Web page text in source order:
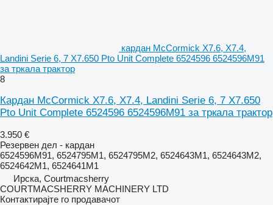
кардан McCormick X7.6, X7.4,
Landini Serie 6, 7 X7.650 Pto Unit Complete 6524596 6524596M91
за тркала трактор
8
Кардан McCormick X7.6, X7.4, Landini Serie 6, 7 X7.650
Pto Unit Complete 6524596 6524596M91 за тркала трактор
3.950 €
Резервен дел - кардан
6524596M91, 6524795M1, 6524795M2, 6524643M1, 6524643M2,
6524642M1, 6524641M1
Ирска, Courtmacsherry
COURTMACSHERRY MACHINERY LTD
Контактирајте го продавачот